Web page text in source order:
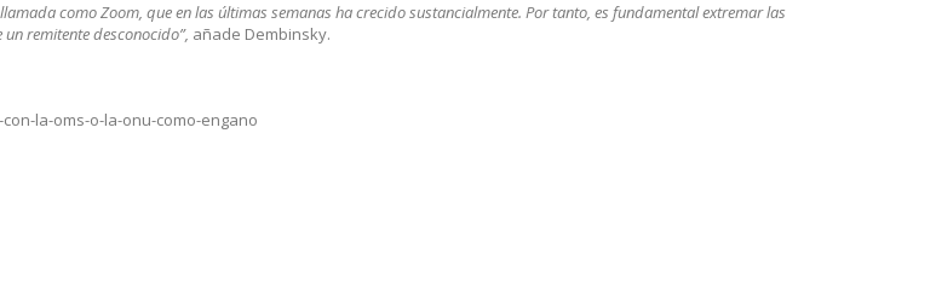
como Zoom, que en las últimas semanas ha crecido sustancialmente. Por tanto, es fundamental extremar las
remitente desconocido”, añade Dembinsky.